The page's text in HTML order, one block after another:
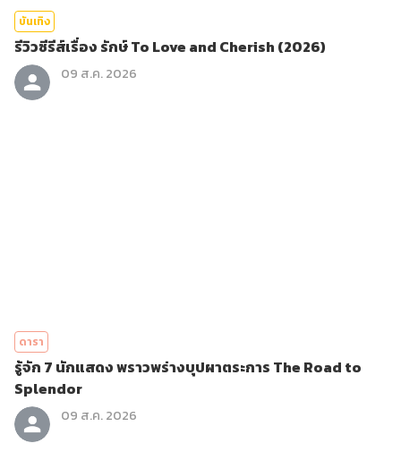
บันเทิง
รีวิวซีรีส์เรื่อง รักษ์ To Love and Cherish (2026)
09 ส.ค. 2026
ดารา
รู้จัก 7 นักแสดง พราวพร่างบุปผาตระการ The Road to
Splendor
09 ส.ค. 2026